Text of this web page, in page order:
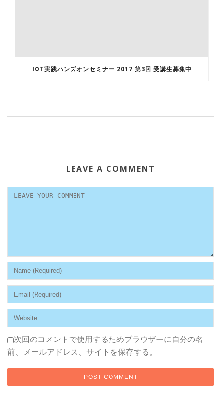
IOT実践ハンズオンセミナー 2017 第3回 受講生募集中
LEAVE A COMMENT
次回のコメントで使用するためブラウザーに自分の名
前、メールアドレス、サイトを保存する。